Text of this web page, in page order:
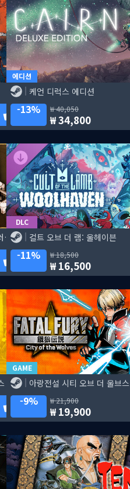
에디션
케언 디럭스 에디션
13% 40,050
34,800
크루세이더 킹즈 3 크리에이터 팩: 성스러운 건물
DLC
컬트 오브 더 램: 울헤이븐
11% 18,500
16,500
2
GAME
아랑전설 시티 오브 더 울브스
9% 21,900
19,900